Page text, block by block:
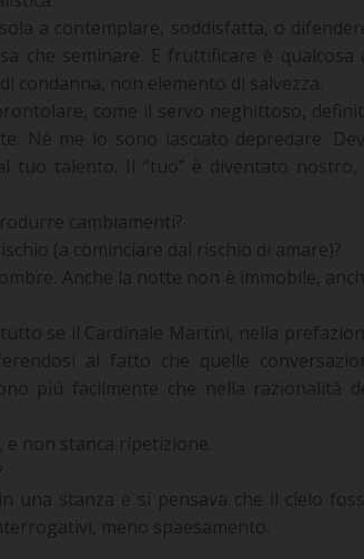
a contemplare, soddisfatta, o difendere,
che seminare. E fruttificare è qualcosa di
non elemento di salvezza.
come il servo neghittoso, definito
Né me lo sono lasciato depredare. Deve
tuo talento. Il “tuo” è diventato nostro, è
cambiamenti?
(a cominciare dal rischio di amare)?
Anche la notte non è immobile, anche
se il Cardinale Martini, nella prefazione
al fatto che quelle conversazioni
più facilmente che nella razionalità del
non stanca ripetizione.
una stanza e si pensava che il cielo fosse
meno spaesamento.